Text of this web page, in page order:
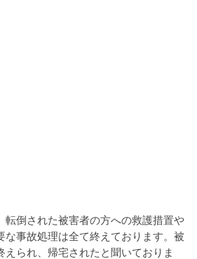
倒された被害者の方への救護措置や
な事故処理は全て終えております。被
えられ、帰宅されたと聞いておりま